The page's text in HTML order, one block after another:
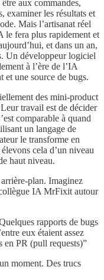
aux commandes,
examiner les résultats et
Mais l’artisanat réel
le fera plus rapidement et
et dans un an,
Un développeur logiciel
à l’ère de l’IA
et une source de bugs.
des mini-product
travail est de décider
comparable à quand
un langage de
le transforme en
cela d’un niveau
haut niveau.
plan. Imaginez
IA MrFixit autour
rapports de bugs
eux étaient assez
en PR (pull requests)”
moment. Des trucs